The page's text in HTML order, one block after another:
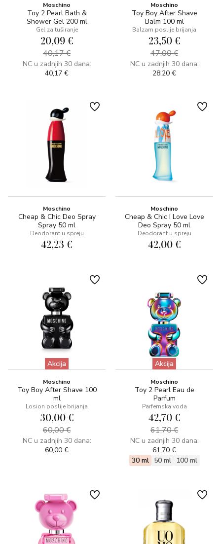
Moschino
Toy 2 Pearl Bath &
Shower Gel 200 ml
Gel za tuširanje
20,09 €
40,17 €
NC u zadnjih 30 dana:
40,17 €
Moschino
Toy Boy After Shave
Balm 100 ml
Balzam poslije brijanja
23,50 €
47,00 €
NC u zadnjih 30 dana:
28,20 €
Moschino
Cheap & Chic Deo Spray
Spray 50 ml
Deodorant u spreju
42,23 €
Moschino
Cheap & Chic I Love Love
Deo Spray 50 ml
Deodorant u spreju
42,00 €
Akcija
Moschino
Toy Boy After Shave 100
ml
Losion poslije brijanja
30,00 €
60,00 €
NC u zadnjih 30 dana:
60,00 €
Akcija
Moschino
Toy 2 Pearl Eau de
Parfum
Parfemska voda
42,70 €
61,70 €
NC u zadnjih 30 dana:
61,70 €
30 ml
50 ml 100 ml